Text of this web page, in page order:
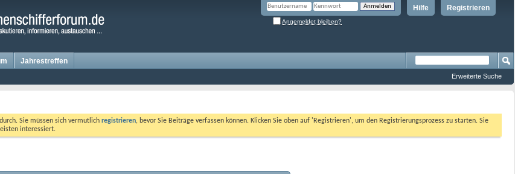
Registrieren
Hilfe
Angemeldet bleiben?
Jahrestreffen
Erweiterte Suche
durch. Sie müssen sich vermutlich registrieren, bevor Sie Beiträge verfassen können. Klicken Sie oben auf 'Registrieren', um den Registrierungsprozess zu starten. Sie
interessiert.